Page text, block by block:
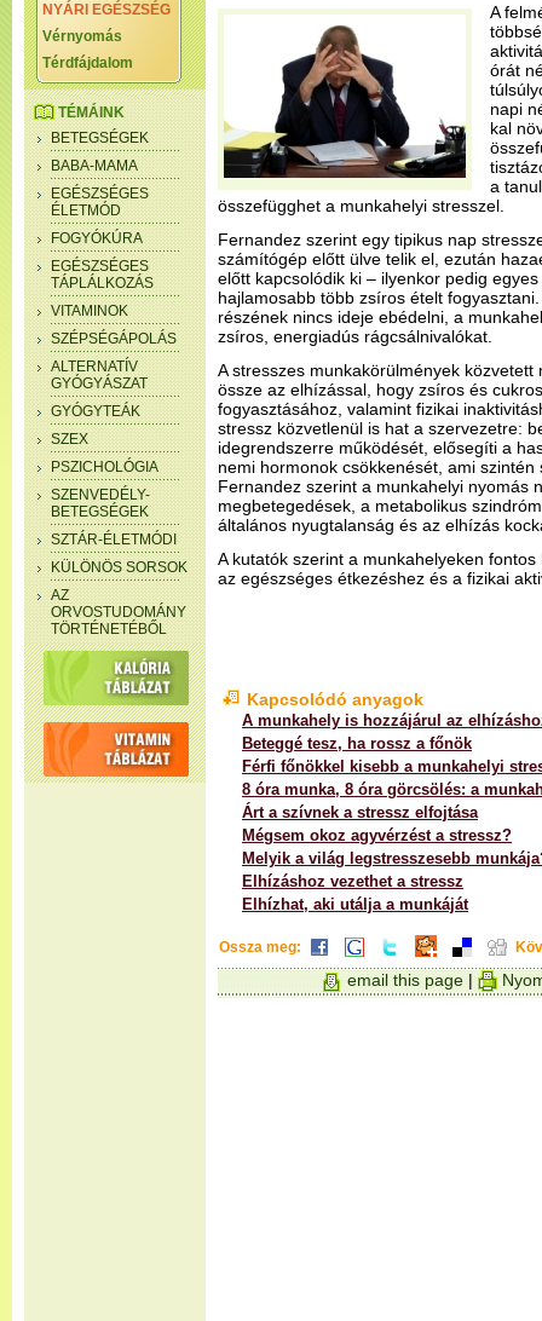
NYÁRI EGÉSZSÉG
Vérnyomás
Térdfájdalom
TÉMÁINK
BETEGSÉGEK
BABA-MAMA
EGÉSZSÉGES
ÉLETMÓD
FOGYÓKÚRA
EGÉSZSÉGES
TÁPLÁLKOZÁS
VITAMINOK
SZÉPSÉGÁPOLÁS
ALTERNATÍV
GYÓGYÁSZAT
GYÓGYTEÁK
SZEX
PSZICHOLÓGIA
SZENVEDÉLY-
BETEGSÉGEK
SZTÁR-ÉLETMÓDI
KÜLÖNÖS SORSOK
AZ
ORVOSTUDOMÁNY
TÖRTÉNETÉBŐL
A
órát
napi
kal
a
összefügghet a munkahelyi stresszel.
Fernandez szerint egy tipikus nap
számítógép előtt ülve telik el, ezután
előtt kapcsolódik ki – ilyenkor pedig
hajlamosabb több zsíros ételt
részének nincs ideje ebédelni, a
zsíros, energiadús rágcsálnivalókat.
A stresszes munkakörülmények
össze az elhízással, hogy zsíros és
fogyasztásához, valamint fizikai
stressz közvetlenül is hat a szervezetre:
idegrendszerre működését, elősegíti a
nemi hormonok csökkenését, ami
Fernandez szerint a munkahelyi nyomás
megbetegedések, a metabolikus
általános nyugtalanság és az elhízás
A kutatók szerint a munkahelyeken
az egészséges étkezéshez és a fizikai
Kapcsolódó anyagok
A munkahely is hozzájárul az
Beteggé tesz, ha rossz a főnök
Férfi főnökkel kisebb a munkahelyi
8 óra munka, 8 óra görcsölés: a
Árt a szívnek a stressz elfojtása
Mégsem okoz agyvérzést a stressz?
Melyik a világ legstresszesebb
Elhízáshoz vezethet a stressz
Elhízhat, aki utálja a munkáját
Ossza meg:
email this page |